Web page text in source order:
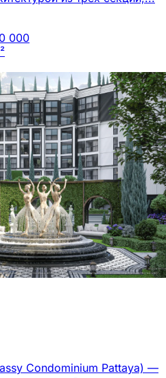
000
Condominium Pattaya) —